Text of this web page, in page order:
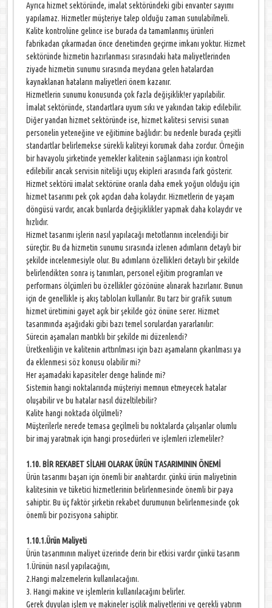
Ayrıca hizmet sektöründe, imalat sektöründeki gibi envanter sayımı
yapılamaz. Hizmetler müşteriye talep olduğu zaman sunulabilmeli.
Kalite kontrolüne gelince ise burada da tamamlanmış ürünleri
fabrikadan çıkarmadan önce denetimden geçirme imkanı yoktur. Hizmet
sektöründe hizmetin hazırlanması sırasındaki hata maliyetlerinden
ziyade hizmetin sunumu sırasında meydana gelen hatalardan
kaynaklanan hataların maliyetleri önem kazanır.
Hizmetlerin sunumu konusunda çok fazla değişiklik!er yapılabilir.
İmalat sektöründe, standartlara uyum sıkı ve yakından takip edilebilir.
Diğer yandan hizmet sektöründe ise, hizmet kalitesi servisi sunan
personelin yeteneğine ve eğitimine bağlıdır: bu nedenle burada çeşitli
standartlar belirlemekse sürekli kaliteyi korumak daha zordur. Örneğin
bir havayolu şirketinde yemekler kalitenin sağlanması için kontrol
edilebilir ancak servisin niteliği uçuş ekipleri arasında fark gösterir.
Hizmet sektörü imalat sektörüne oranla daha emek yoğun olduğu için
hizmet tasarımı pek çok açıdan daha kolaydır. Hizmetlerin de yaşam
döngüsü vardır, ancak bunlarda değişiklikler yapmak daha kolaydır ve
hızlıdır.
Hizmet tasarımı işlerin nasıl yapılacağı metotlarının incelendiği bir
süreçtir. Bu da hizmetin sunumu sırasında izlenen adımların detaylı bir
şekilde incelenmesiyle olur. Bu adımların özellikleri detaylı bir şekilde
belirlendikten sonra iş tanımları, personel eğitim programları ve
performans ölçümleri bu özellikler gözönüne alınarak hazırlanır. Bunun
için de genellikle iş akış tabloları kullanılır. Bu tarz bir grafik sunum
hizmet üretimini gayet açık bir şekilde göz önüne serer. Hizmet
tasarımında aşağıdaki gibi bazı temel sorulardan yararlanılır:
Sürecin aşamaları mantıklı bir şekilde mi düzenlendi?
Üretkenliğin ve kalitenin arttırılması için bazı aşamaların çıkarılması ya
da eklenmesi söz konusu olabilir mi?
Her aşamadaki kapasiteler denge halinde mi?
Sistemin hangi noktalarında müşteriyi memnun etmeyecek hatalar
oluşabilir ve bu hatalar nasıl düzeltilebilir?
Kalite hangi noktada ölçülmeli?
Müşterilerle nerede temasa geçilmeli bu noktalarda çalışanlar olumlu
bir imaj yaratmak için hangi prosedürleri ve işlemleri izlemeliler?
1.10. BİR REKABET SİLAHI OLARAK ÜRÜN TASARIMININ ÖNEMİ
Ürün tasarımı başarı için önemli bir anahtardır. çünkü ürün maliyetinin
kalitesinin ve tüketici hizmetlerinin belirlenmesinde önemli bir paya
sahiptir. Bu üç faktör şirketin rekabet durumunun belirlenmesinde çok
önemli bir pozisyona sahiptir.
1.10.1.Ürün Maliyeti
Ürün tasarımının maliyet üzerinde derin bir etkisi vardır çünkü tasarım
1.Ürünün nasıl yapılacağını,
2.Hangi malzemelerin kullanılacağını.
3. Hangi makine ve işlemlerin kullanılacağını belirler.
Gerek duyulan işlem ve makineler işçilik maliyetlerini ve gerekli yatırım